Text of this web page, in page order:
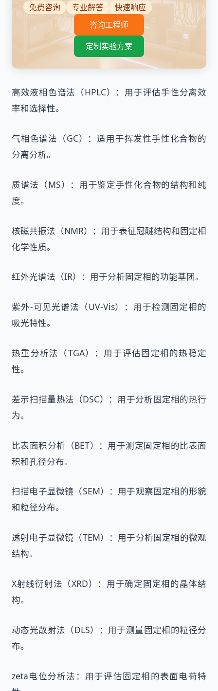
免费咨询 专业解答
快速响应
咨询工程师
定制实验方案
高效液相色谱法（HPLC）：用于评估手性分离效
率和选择性。
气相色谱法（GC）：适用于挥发性手性化合物的
分离分析。
质谱法（MS）：用于鉴定手性化合物的结构和纯
度。
核磁共振法（NMR）：用于表征冠醚结构和固定相
化学性质。
红外光谱法（IR）：用于分析固定相的功能基团。
紫外-可见光谱法（UV-Vis）：用于检测固定相的
吸光特性。
热重分析法（TGA）：用于评估固定相的热稳定
性。
差示扫描量热法（DSC）：用于分析固定相的热行
为。
比表面积分析（BET）：用于测定固定相的比表面
积和孔径分布。
扫描电子显微镜（SEM）：用于观察固定相的形貌
和粒径分布。
透射电子显微镜（TEM）：用于分析固定相的微观
结构。
X射线衍射法（XRD）：用于确定固定相的晶体结
构。
动态光散射法（DLS）：用于测量固定相的粒径分
布。
zeta电位分析法：用于评估固定相的表面电荷特